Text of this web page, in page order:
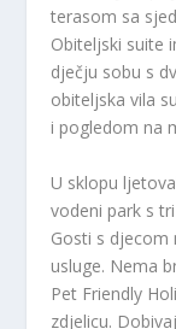
terasom sa
Obiteljski suite
dječju sobu s
obiteljska vila
i pogledom na
U sklopu
vodeni park s
Gosti s djecom
usluge. Nema
Pet Friendly
zdjelicu.